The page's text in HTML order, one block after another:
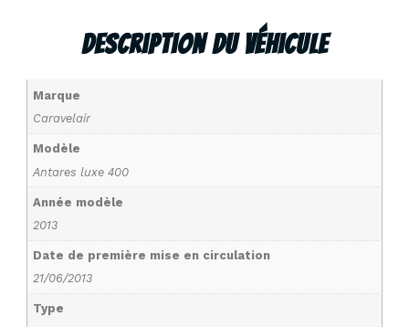
Description Du Véhicule
Marque
Caravelair
Modèle
Antares luxe 400
Année modèle
2013
Date de première mise en circulation
21/06/2013
Type